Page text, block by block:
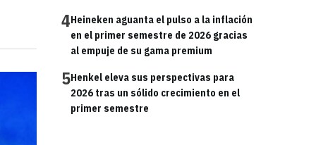
4Heineken aguanta el pulso a la inflación
en el primer semestre de 2026 gracias
al empuje de su gama premium
5Henkel eleva sus perspectivas para
2026 tras un sólido crecimiento en el
primer semestre